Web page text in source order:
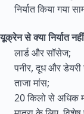
निर्यात किया गया
यूक्रेन से क्या निर्यात
लार्ड और सॉसेज;
पनीर, दूध और डेयरी
ताजा मांस;
20 किलो से अधिक